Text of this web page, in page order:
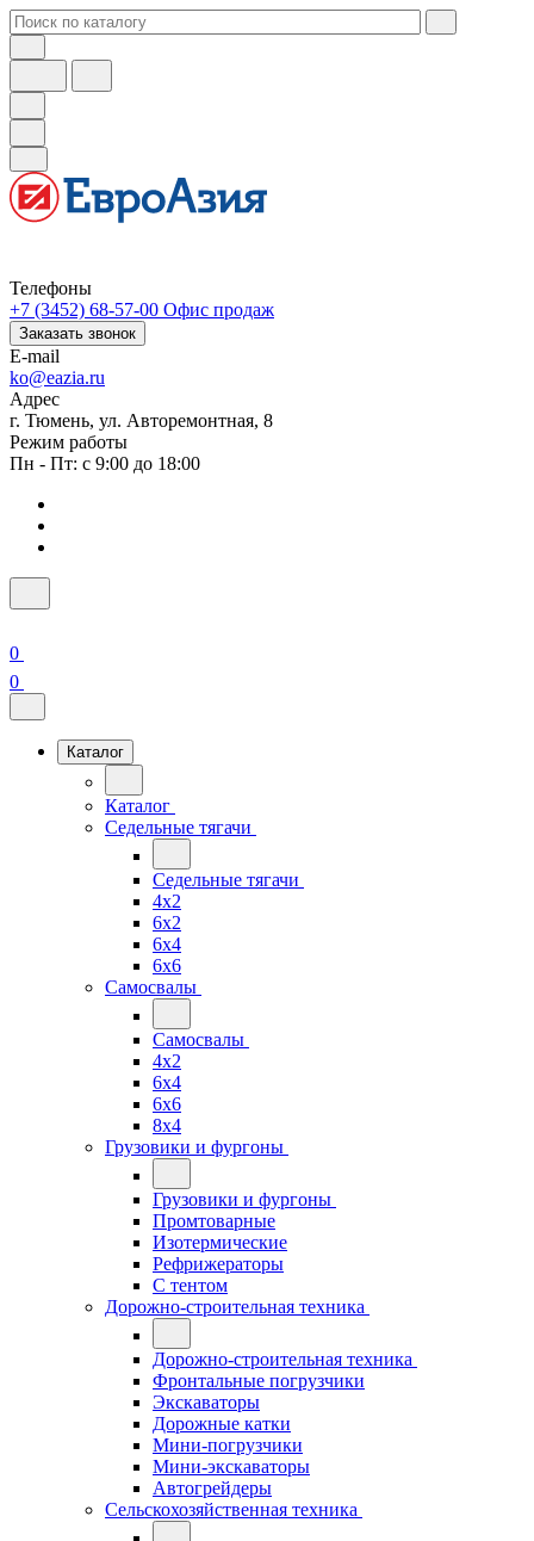
Телефоны
+7 (3452) 68-57-00 Офис продаж
Заказать звонок
E-mail
ko@eazia.ru
Адрес
г. Тюмень, ул. Авторемонтная, 8
Режим работы
Пн - Пт: с 9:00 до 18:00
0
0
Каталог
Каталог
Седельные тягачи
Седельные тягачи
4x2
6x2
6x4
6x6
Самосвалы
Самосвалы
4x2
6x4
6x6
8x4
Грузовики и фургоны
Грузовики и фургоны
Промтоварные
Изотермические
Рефрижераторы
С тентом
Дорожно-строительная техника
Дорожно-строительная техника
Фронтальные погрузчики
Экскаваторы
Дорожные катки
Мини-погрузчики
Мини-экскаваторы
Автогрейдеры
Сельскохозяйственная техника